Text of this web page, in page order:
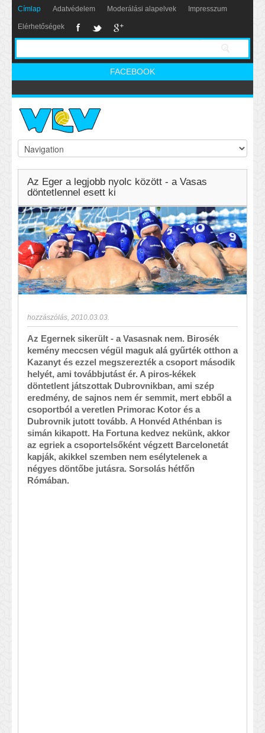
Címlap Adatvédelem Moderálási alapelvek Impresszum
Elérhetőségek
FACEBOOK
Az Eger a legjobb nyolc között - a Vasas
döntetlennel esett ki
hozzászólás 2010.03.03.
Az Egernek sikerült - a Vasasnak nem. Birosék
kemény meccsen végül maguk alá gyűrték otthon a
Kazanyt és ezzel megszerezték a csoport második
helyét, ami továbbjutást ér. A piros-kékek
döntetlent játszottak Dubrovnikban, ami szép
eredmény, de sajnos nem ér semmit, mert ebből a
csoportból a veretlen Primorac Kotor és a
Dubrovnik jutott tovább. A Honvéd Athénban is
simán kikapott. Ha Fortuna kedvez nekünk, akkor
az egriek a csoportelsőként végzett Barcelonetát
kapják, akikkel szemben nem esélytelenek a
négyes döntőbe jutásra. Sorsolás hétfőn
Rómában.